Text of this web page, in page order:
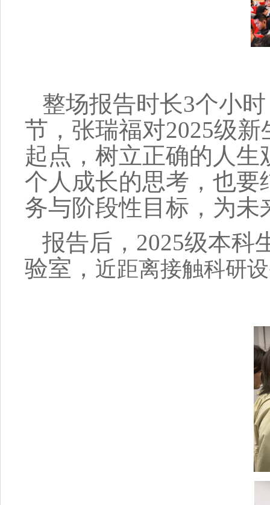
整场报告时长3个小
节，张瑞福对2025级
起点，树立正确的人
个人成长的思考，也
务与阶段性目标，为未
报告后，2025级本科
验室， 近距离接触科研